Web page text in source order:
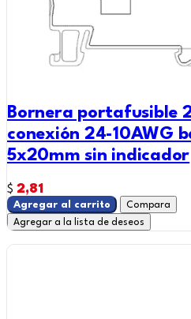
Bornera portafusible
conexión 24-10AWG
5x20mm sin indicador
$ 2,81
Agregar al carrito
Compara
Agregar a la lista de deseos